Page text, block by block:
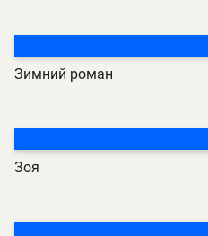
Зимний роман
Зоя